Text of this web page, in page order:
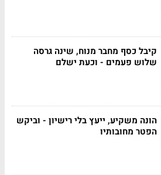
קיבל כסף מחבר מנוח, שינה גרסה
שלוש פעמים - וכעת ישלם
הונה משקיע, ייעץ בלי רישיון - וביקש
הפטר מחובותיו